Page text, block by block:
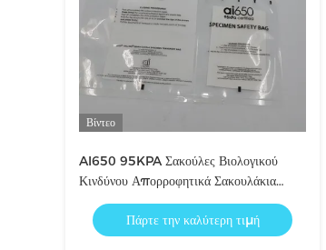
Βίντεο
AI650 95KPA Σακούλες Βιολογικού
Κινδύνου Απορροφητικά Σακουλάκια
Προμηθευτής
Πάρτε την καλύτερη τιμή